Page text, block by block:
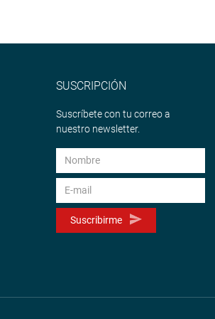
SUSCRIPCIÓN
Suscríbete con tu correo a
nuestro newsletter.
Suscribirme